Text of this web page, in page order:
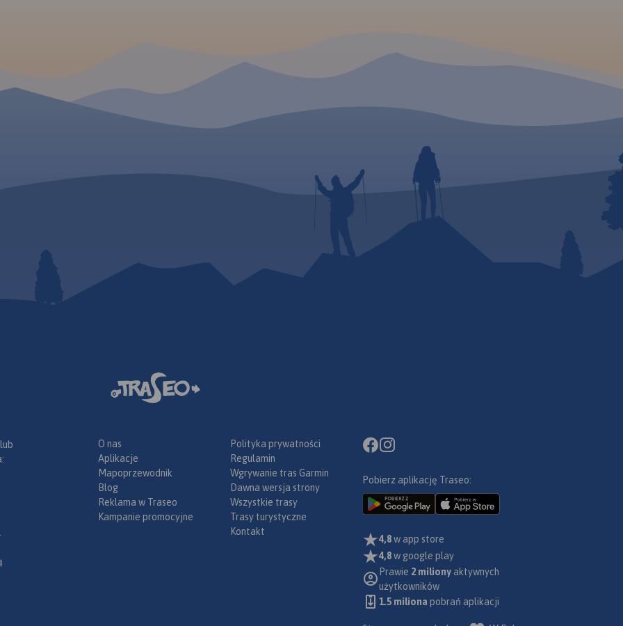
O nas
Aplikacje
Mapoprzewodnik
Blog
Reklama w Traseo
Kampanie promocyjne
Polityka prywatności
Regulamin
Wgrywanie tras Garmin
Dawna wersja strony
Wszystkie trasy
Trasy turystyczne
Kontakt
Pobierz aplikację Traseo:
4,8w app store
4,8w google play
Prawie 2 miliony aktywnych
użytkowników
1.5 miliona pobrań aplikacji